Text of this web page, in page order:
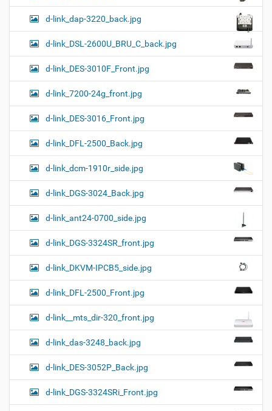
d-link_dap-3220_back.jpg
d-link_DSL-2600U_BRU_C_back.jpg
d-link_DES-3010F_Front.jpg
d-link_7200-24g_front.jpg
d-link_DES-3016_Front.jpg
d-link_DFL-2500_Back.jpg
d-link_dcm-1910r_side.jpg
d-link_DGS-3024_Back.jpg
d-link_ant24-0700_side.jpg
d-link_DGS-3324SR_front.jpg
d-link_DKVM-IPCB5_side.jpg
d-link_DFL-2500_Front.jpg
d-link__mts_dir-320_front.jpg
d-link_das-3248_back.jpg
d-link_DES-3052P_Back.jpg
d-link_DGS-3324SRi_Front.jpg